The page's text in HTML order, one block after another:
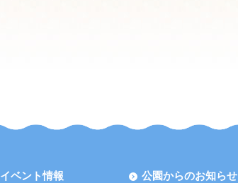
イベント情報 公園からのお知らせ